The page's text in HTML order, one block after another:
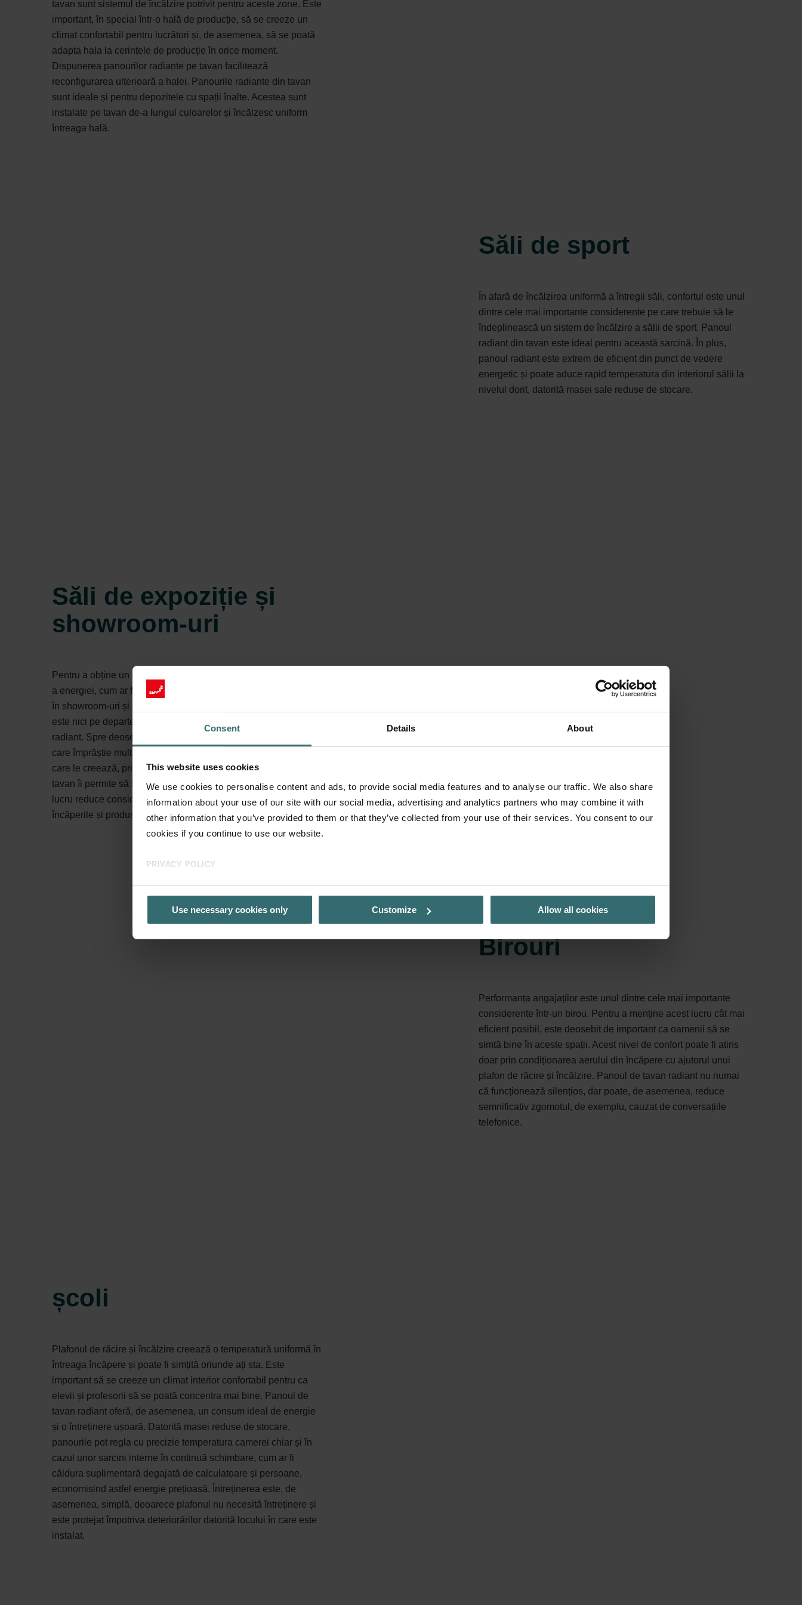
Consent Details About
This website uses cookies
We use cookies to personalise content and ads, to provide social media features and to analyse our traffic. We also share
information about your use of our site with our social media, advertising and analytics partners who may combine it with
other information that you’ve provided to them or that they’ve collected from your use of their services. You consent to our
cookies if you continue to use our website.
PRIVACY POLICY
Use necessary cookies only Customize Allow all cookies
tavan sunt sistemul de încălzire potrivit pentru aceste zone. Este
important, în special într-o hală de producție, să se creeze un
climat confortabil pentru lucrători și, de asemenea, să se poată
adapta hala la cerințele de producție în orice moment.
Dispunerea panourilor radiante pe tavan facilitează
reconfigurarea ulterioară a halei. Panourile radiante din tavan
sunt ideale și pentru depozitele cu spații înalte. Acestea sunt
instalate pe tavan de-a lungul culoarelor și încălzesc uniform
întreaga hală.
Săli de sport
În afară de încălzirea uniformă a întregii săli, confortul este unul
dintre cele mai importante considerente pe care trebuie să le
îndeplinească un sistem de încălzire a sălii de sport. Panoul
radiant din tavan este ideal pentru această sarcină. În plus,
panoul radiant este extrem de eficient din punct de vedere
energetic și poate aduce rapid temperatura din interiorul sălii la
nivelul dorit, datorită masei sale reduse de stocare.
Săli de expoziție și
showroom-uri
Pentru a obține un climat confortabil, un sistem de economisire
a energiei, cum ar fi panourile radiante de tavan, poate fi utilizat
în showroom-uri și săli de expoziție. Cu toate acestea, acesta nu
este nici pe departe singurul avantaj pe care îl oferă panoul
radiant. Spre deosebire de încălzitoarele cu aer convenționale,
care împrăștie mult praf în încăpere datorită vârtejurilor de aer pe
care le creează, principiul radiant al panoului radiant pentru
tavan îi permite să funcționeze curat, fără a dispersa praf. Acest
lucru reduce considerabil frecvența cu care trebuie curățate
încăperile și produsele.
Birouri
Performanța angajaților este unul dintre cele mai importante
considerente într-un birou. Pentru a menține acest lucru cât mai
eficient posibil, este deosebit de important ca oamenii să se
simtă bine în aceste spații. Acest nivel de confort poate fi atins
doar prin condiționarea aerului din încăpere cu ajutorul unui
plafon de răcire și încălzire. Panoul de tavan radiant nu numai
că funcționează silențios, dar poate, de asemenea, reduce
semnificativ zgomotul, de exemplu, cauzat de conversațiile
telefonice.
școli
Plafonul de răcire și încălzire creează o temperatură uniformă în
întreaga încăpere și poate fi simțită oriunde ați sta. Este
important să se creeze un climat interior confortabil pentru ca
elevii și profesorii să se poată concentra mai bine. Panoul de
tavan radiant oferă, de asemenea, un consum ideal de energie
și o întreținere ușoară. Datorită masei reduse de stocare,
panourile pot regla cu precizie temperatura camerei chiar și în
cazul unor sarcini interne în continuă schimbare, cum ar fi
căldura suplimentară degajată de calculatoare și persoane,
economisind astfel energie prețioasă. Întreținerea este, de
asemenea, simplă, deoarece plafonul nu necesită întreținere și
este protejat împotriva deteriorărilor datorită locului în care este
instalat.